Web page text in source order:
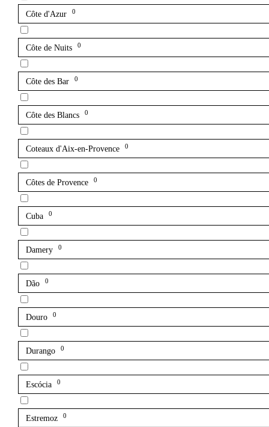
Côte d'Azur 0
Côte de Nuits 0
Côte des Bar 0
Côte des Blancs 0
Coteaux d'Aix-en-Provence 0
Côtes de Provence 0
Cuba 0
Damery 0
Dão 0
Douro 0
Durango 0
Escócia 0
Estremoz 0